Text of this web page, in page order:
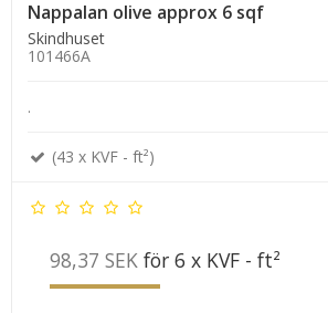
Nappalan olive approx 6 sqf
Skindhuset
101466A
.
(43 x KVF - ft²)
98,37 SEK för 6 x KVF - ft²